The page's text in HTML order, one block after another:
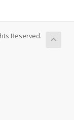
Reserved.